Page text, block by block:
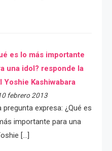
es lo más importante
una idol? responde la
Yoshie Kashiwabara
febrero 2013
pregunta expresa: ¿Qué es
importante para una
[…]